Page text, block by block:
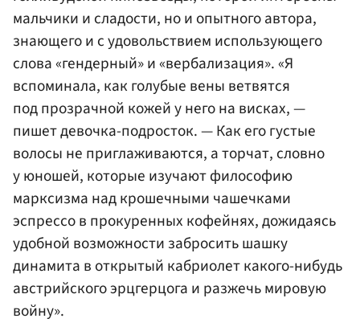
мальчики и сладости, но и опытного автора,
знающего и с удовольствием использующего
слова «гендерный» и «вербализация». «Я
вспоминала, как голубые вены ветвятся
под прозрачной кожей у него на висках, —
пишет девочка-подросток. — Как его густые
волосы не приглаживаются, а торчат, словно
у юношей, которые изучают философию
марксизма над крошечными чашечками
эспрессо в прокуренных кофейнях, дожидаясь
удобной возможности забросить шашку
динамита в открытый кабриолет какого-нибудь
австрийского эрцгерцога и разжечь мировую
войну».